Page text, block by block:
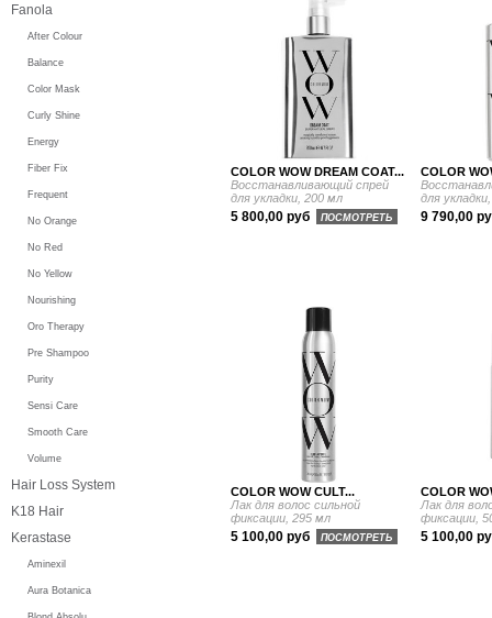
COLOR WOW DREAM COAT...
Восстанавливающий спрей
для укладки, 200 мл
5 800,00 руб ПОСМОТРЕТЬ
COLOR
для
9 790,00
COLOR WOW CULT...
Лак для волос сильной
фиксации, 295 мл
5 100,00 руб ПОСМОТРЕТЬ
COLOR
Лак для
фиксации,
5 100,00
Fanola
After Colour
Balance
Color Mask
Curly Shine
Energy
Fiber Fix
Frequent
No Orange
No Red
No Yellow
Nourishing
Oro Therapy
Pre Shampoo
Purity
Sensi Care
Smooth Care
Volume
Hair Loss System
K18 Hair
Kerastase
Aminexil
Aura Botanica